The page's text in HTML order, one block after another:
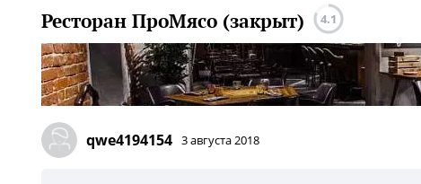
Ресторан ПроМясо (закрыт) 4.1
qwe4194154 3 августа 2018